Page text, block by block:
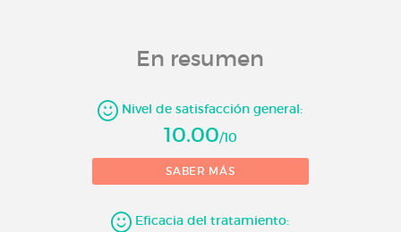
En resumen
Nivel de satisfacción general:
10.00/10
SABER MÁS
Eficacia del tratamiento: